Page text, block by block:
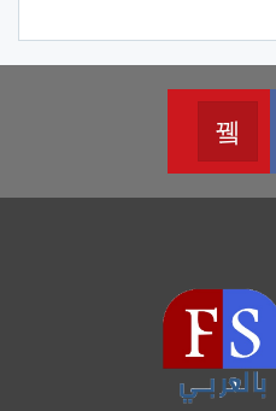
Facebook
Join us on Facebook